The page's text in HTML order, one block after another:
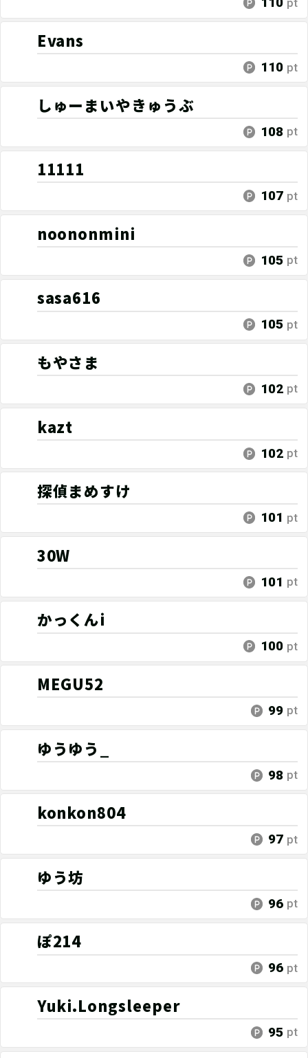
Evans
110 pt
しゅーまいやきゅうぶ
108 pt
11111
107 pt
noononmini
105 pt
sasa616
105 pt
もやさま
102 pt
kazt
102 pt
探偵まめすけ
101 pt
30W
101 pt
かっくんi
100 pt
MEGU52
99 pt
ゆうゆう_
98 pt
konkon804
97 pt
ゆう坊
96 pt
ぽ214
96 pt
Yuki.Longsleeper
95 pt